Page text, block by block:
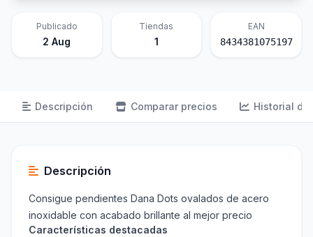
Publicado
2 Aug
Tiendas
1
EAN
8434381075197
Descripción Comparar precios Historial de
Descripción
Consigue pendientes Dana Dots ovalados de acero
inoxidable con acabado brillante al mejor precio
Características destacadas